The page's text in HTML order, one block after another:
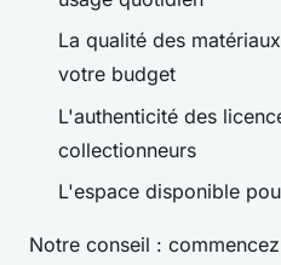
La qualité des
votre budget
L'authenticité des
collectionneurs
L'espace disponible
Notre conseil :